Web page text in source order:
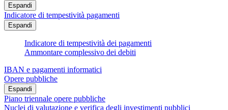
Espandi
Indicatore di tempestività pagamenti
Espandi
Indicatore di tempestività dei pagamenti
Ammontare complessivo dei debiti
IBAN e pagamenti informatici
Opere pubbliche
Espandi
Piano triennale opere pubbliche
Nuclei di valutazione e verifica degli investimenti pubblici